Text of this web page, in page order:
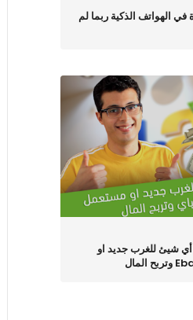
في الهواتف الذكية ربما لم
تبيع أي شيئ للغرب جديد او